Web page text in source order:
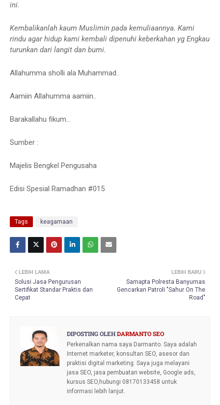
ini.
Kembalikanlah kaum Muslimin pada kemuliaannya. Kami
rindu agar hidup kami kembali dipenuhi keberkahan yg Engkau
turunkan dari langit dan bumi.
Allahumma sholli ala Muhammad..
Aamiin Allahumma aamiin..
Barakallahu fikum...
Sumber :
Majelis Bengkel Pengusaha
Edisi Spesial Ramadhan #015
Tags keagamaan
LEBIH BARU
Samapta Polresta Banyumas
Gencarkan Patroli "Sahur On The
Road"
LEBIH LAMA
Solusi Jasa Pengurusan
Sertifikat Standar Praktis dan
Cepat
DIPOSTING OLEHDARMANTO SEO
Perkenalkan nama saya Darmanto. Saya adalah
Internet marketer, konsultan SEO, asesor dan
praktisi digital marketing. Saya juga melayani
jasa SEO, jasa pembuatan website, Google ads,
kursus SEO,hubungi 08170133458 untuk
informasi lebih lanjut.